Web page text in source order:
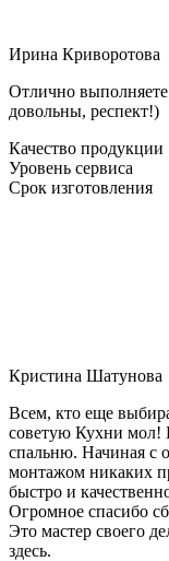
Ирина Криворотова
Отлично выполняете
довольны, респект!)
Качество продукции
Уровень сервиса
Срок изготовления
Кристина Шатунова
Всем, кто еще
советую Кухни мол!
спальню. Начиная с
монтажом никаких
быстро и
Огромное спасибо
Это мастер своего
здесь.